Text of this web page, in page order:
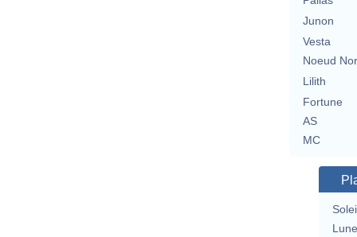
Junon
Vesta
Noeud
Lilith
Fortune
AS
MC
Lune